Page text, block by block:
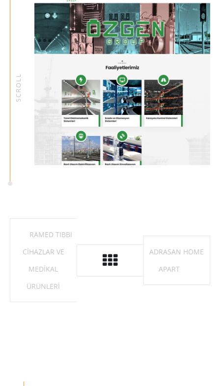
SCROLL
RAMED TIBBI
CIHAZLAR VE
MEDIKAL
ÜRÜNLERI
ADRASAN HOME
APART